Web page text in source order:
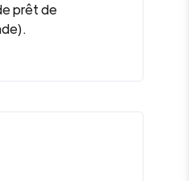
prêt de